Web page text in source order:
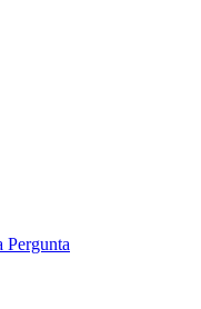
Pergunta